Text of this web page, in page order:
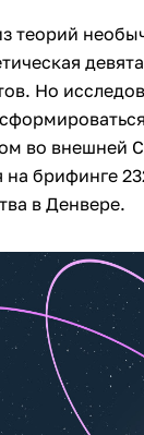
теорий
Но
во внешней
на брифинге
в Денвере.